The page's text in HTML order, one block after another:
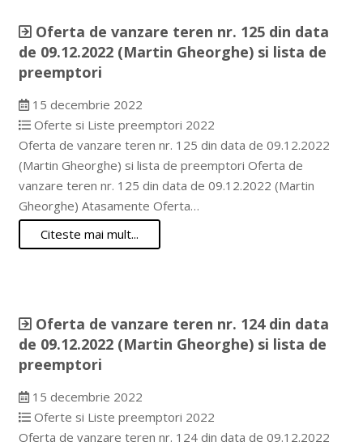
Oferta de vanzare teren nr. 125 din data
de 09.12.2022 (Martin Gheorghe) si lista de
preemptori
15 decembrie 2022
Oferte si Liste preemptori 2022
Oferta de vanzare teren nr. 125 din data de 09.12.2022
(Martin Gheorghe) si lista de preemptori Oferta de
vanzare teren nr. 125 din data de 09.12.2022 (Martin
Gheorghe) Atasamente Oferta…
Citeste mai mult...
Oferta de vanzare teren nr. 124 din data
de 09.12.2022 (Martin Gheorghe) si lista de
preemptori
15 decembrie 2022
Oferte si Liste preemptori 2022
Oferta de vanzare teren nr. 124 din data de 09.12.2022